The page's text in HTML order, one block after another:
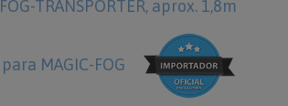
FOG-TRANSPORTER, aprox. 1,8m
para MAGIC-FOG